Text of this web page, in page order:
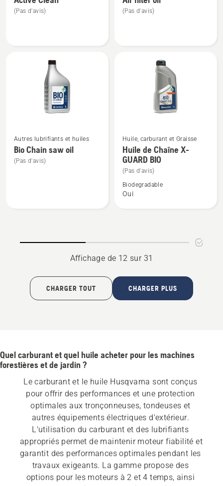
de
détails
(Pas d'avis)
de
détails
(Pas d'avis)
Voir
plus
de
Autres lubrifiants et huiles
Bio Chain saw oil
(Pas d'avis)
Voir
plus
de
détails
sur
Huile
GUARD
BIO
Huile, carburant et Graisse
Huile de Chaîne X-
GUARD BIO
(Pas d'avis)
Biodegradable
Oui
Affichage de 12 sur 31
CHARGER TOUT CHARGER PLUS
Quel carburant et quel huile acheter pour les machines
forestières et de jardin ?
Le carburant et le huile Husqvarna sont conçus
pour offrir des performances et une protection
optimales aux tronçonneuses, tondeuses et
autres équipements électriques d'extérieur.
L'utilisation du carburant et des lubrifiants
appropriés permet de maintenir moteur fiabilité et
garantit des performances optimales pendant les
travaux exigeants. La gamme propose des
options pour les moteurs à 2 et 4 temps, ainsi